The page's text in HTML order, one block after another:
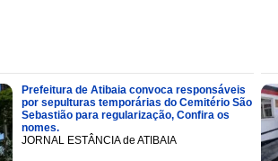
Prefeitura de Atibaia convoca responsáveis
por sepulturas temporárias do Cemitério São
Sebastião para regularização, Confira os
nomes.
JORNAL ESTÂNCIA de ATIBAIA